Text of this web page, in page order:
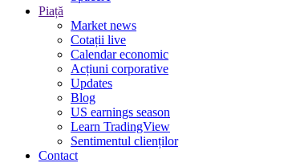
Piață
Market news
Cotații live
Calendar economic
Acțiuni corporative
Updates
Blog
US earnings season
Learn TradingView
Sentimentul clienților
Contact